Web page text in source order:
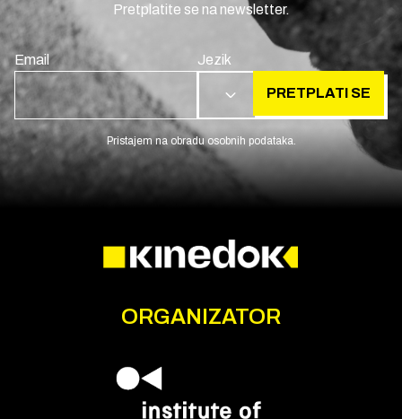
Pretplatite se na newsletter.
Email Jezik
HR PRETPLATI SE
Pristajem na obradu osobnih podataka.
ORGANIZATOR